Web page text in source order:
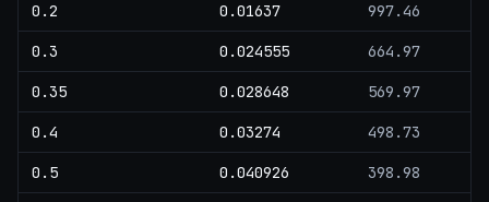
0.2 0.01637 997.46
0.3 0.024555 664.97
0.35 0.028648 569.97
0.4 0.03274 498.73
0.5 0.040926 398.98